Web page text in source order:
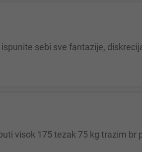
visok 175 tezak 75 kg trazim